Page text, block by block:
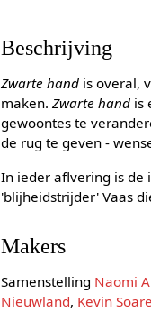
Beschrijving
Zwarte hand is overal,
maken.Zwarte hand is
gewoontes te
de rug te geven -
In ieder aflvering is de
'blijheidstrijder' Vaas
Makers
Samenstelling Naomi
Nieuwland, Kevin